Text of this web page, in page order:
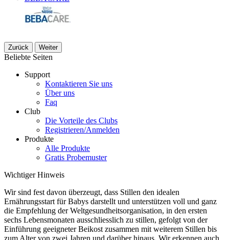
Zurück Weiter
Beliebte Seiten​
Support
Kontaktieren Sie uns
Über uns
Faq
Club
Die Vorteile des Clubs
Registrieren/Anmelden
Produkte
Alle Produkte
Gratis Probemuster
Wichtiger Hinweis
Wir sind fest davon überzeugt, dass Stillen den idealen
Ernährungsstart für Babys darstellt und unterstützen voll und ganz
die Empfehlung der Weltgesundheitsorganisation, in den ersten
sechs Lebensmonaten ausschliesslich zu stillen, gefolgt von der
Einführung geeigneter Beikost zusammen mit weiterem Stillen bis
zum Alter von zwei Jahren und darüber hinaus. Wir erkennen auch